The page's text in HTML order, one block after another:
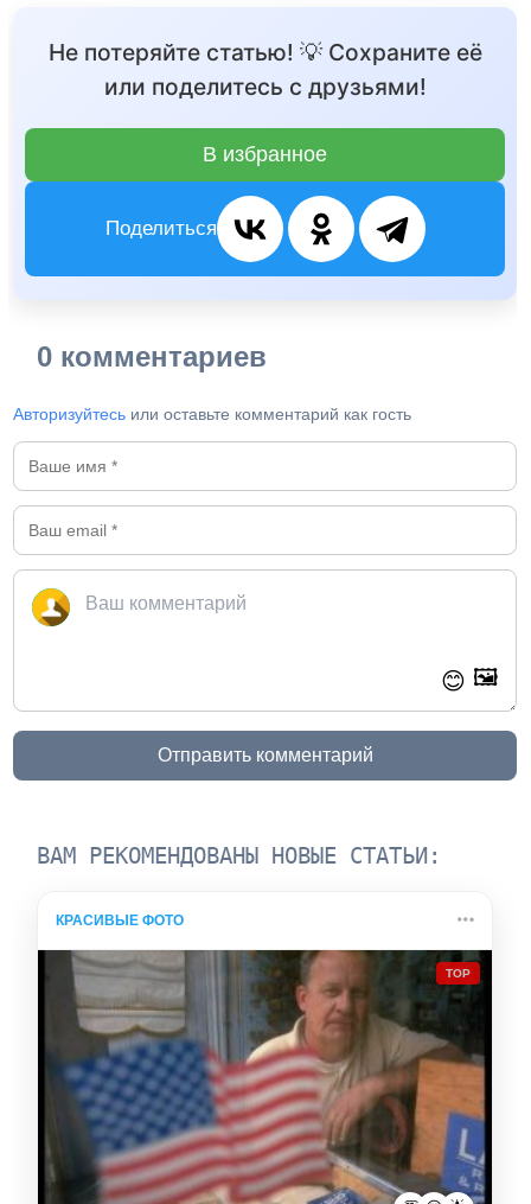
Не потеряйте статью! 💡 Сохраните её
или поделитесь с друзьями!
В избранное
Поделиться
0 комментариев
Авторизуйтесь или оставьте комментарий как гость
😊 🖼️
Отправить комментарий
ВАМ РЕКОМЕНДОВАНЫ НОВЫЕ СТАТЬИ:
КРАСИВЫЕ ФОТО
TOP